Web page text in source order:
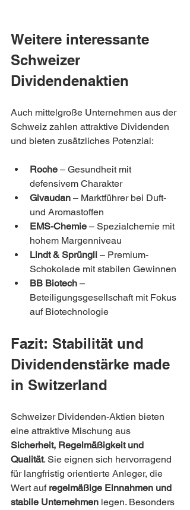
Weitere interessante
Schweizer
Dividendenaktien
Auch mittelgroße Unternehmen aus der
Schweiz zahlen attraktive Dividenden
und bieten zusätzliches Potenzial:
Roche – Gesundheit mit
defensivem Charakter
Givaudan – Marktführer bei Duft-
und Aromastoffen
EMS-Chemie – Spezialchemie mit
hohem Margenniveau
Lindt & Sprüngli – Premium-
Schokolade mit stabilen Gewinnen
BB Biotech –
Beteiligungsgesellschaft mit Fokus
auf Biotechnologie
Fazit: Stabilität und
Dividendenstärke made
in Switzerland
Schweizer Dividenden-Aktien bieten
eine attraktive Mischung aus
Sicherheit, Regelmäßigkeit und
Qualität. Sie eignen sich hervorragend
für langfristig orientierte Anleger, die
Wert auf regelmäßige Einnahmen und
stabile Unternehmen legen. Besonders